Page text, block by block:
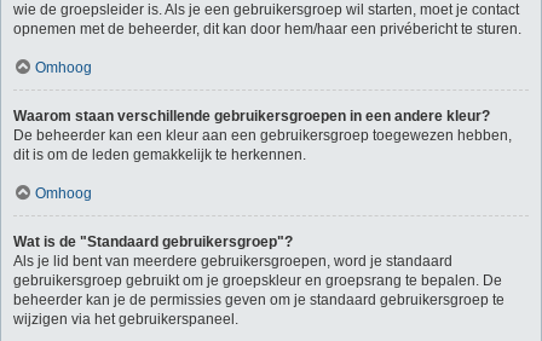
wie de groepsleider is. Als je een gebruikersgroep wil starten, moet je contact
opnemen met de beheerder, dit kan door hem/haar een privébericht te sturen.
Omhoog
Waarom staan verschillende gebruikersgroepen in een andere kleur?
De beheerder kan een kleur aan een gebruikersgroep toegewezen hebben,
dit is om de leden gemakkelijk te herkennen.
Omhoog
Wat is de "Standaard gebruikersgroep"?
Als je lid bent van meerdere gebruikersgroepen, word je standaard
gebruikersgroep gebruikt om je groepskleur en groepsrang te bepalen. De
beheerder kan je de permissies geven om je standaard gebruikersgroep te
wijzigen via het gebruikerspaneel.